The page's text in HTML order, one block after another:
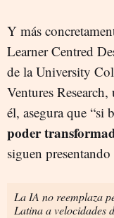
Y más
Learner Centred
de la University
Ventures
él, asegura que “si
poder
siguen
La IA no reemplaza
Latina a velocidades